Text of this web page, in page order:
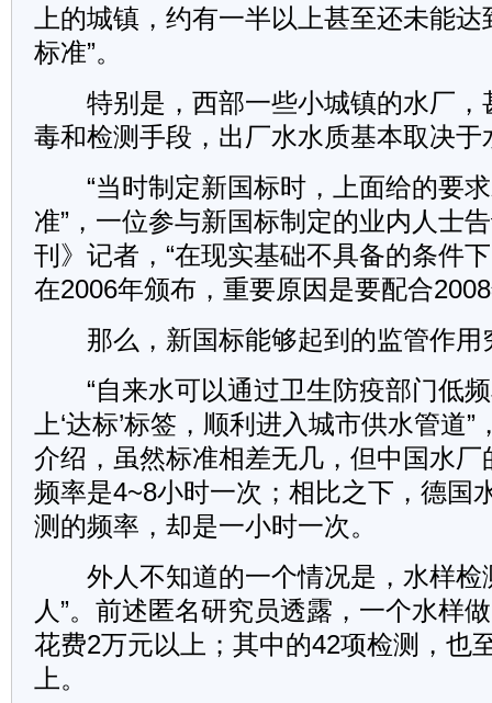
上的城镇，约有一半以上甚至还未能
标准”。
特别是，西部一些小城镇的水厂，
毒和检测手段，出厂水水质基本取决于
“当时制定新国标时，上面给的要求
准”，一位参与新国标制定的业内人士
刊》记者，“在现实基础不具备的条件
在2006年颁布，重要原因是要配合
那么，新国标能够起到的监管作用
“自来水可以通过卫生防疫部门低频
上‘达标’标签，顺利进入城市供水管道
介绍，虽然标准相差无几，但中国水
频率是4~8小时一次；相比之下，德国
测的频率，却是一小时一次。
外人不知道的一个情况是，水样检
人”。前述匿名研究员透露，一个水样
花费2万元以上；其中的42项检测，也
上。